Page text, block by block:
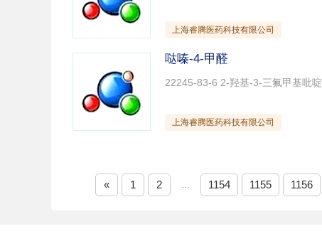
上海睿腾医药科技有限公司
哒嗪-4-甲醛
22245-83-6 2-羟基-3-三氟甲基吡啶
上海睿腾医药科技有限公司
« 1 2 1154 1155 1156